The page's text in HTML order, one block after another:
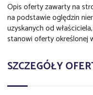
Opis oferty zawarty na
na podstawie oględzin
uzyskanych od
stanowi oferty określonej
SZCZEGÓŁY